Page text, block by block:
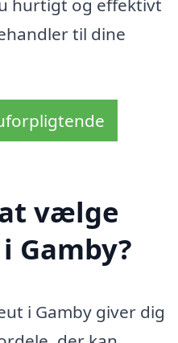
hurtigt og effektivt
til dine
vælge
Gamby?
i Gamby giver dig